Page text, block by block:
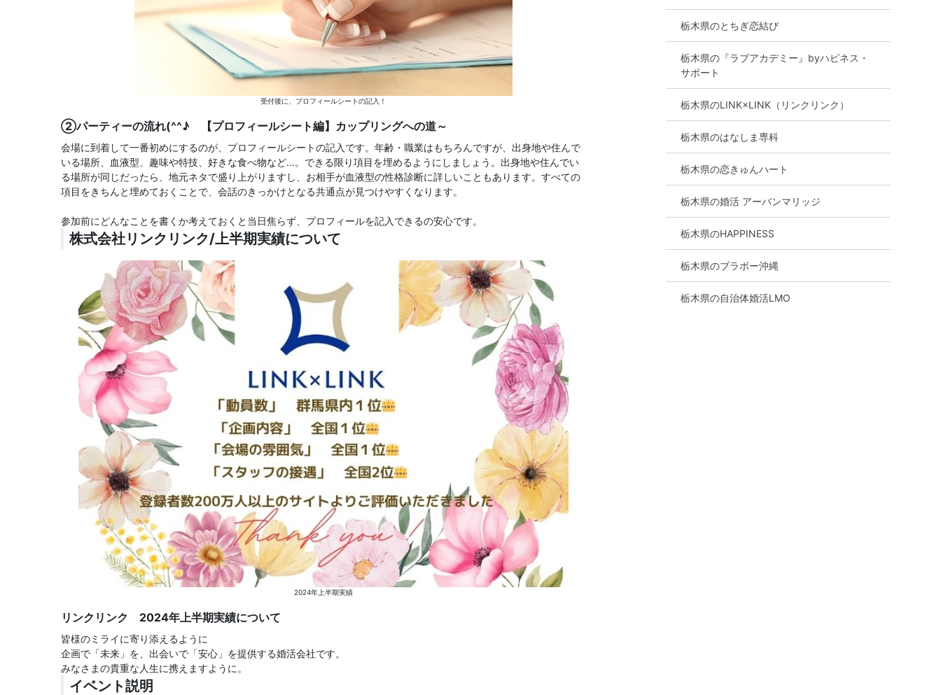
受付後に、プロフィールシートの記入！
②パーティーの流れ(^^♪ 【プロフィールシート編】カップリングへの道～
会場に到着して一番初めにするのが、プロフィールシートの記入です。年齢・職業はもちろんですが、出身地や住んで
いる場所、血液型、趣味や特技、好きな食べ物など…。できる限り項目を埋めるようにしましょう。出身地や住んでい
る場所が同じだったら、地元ネタで盛り上がりますし、お相手が血液型の性格診断に詳しいこともあります。すべての
項目をきちんと埋めておくことで、会話のきっかけとなる共通点が見つけやすくなります。
参加前にどんなことを書くか考えておくと当日焦らず、プロフィールを記入できるの安心です。
株式会社リンクリンク/上半期実績について
2024年上半期実績
リンクリンク 2024年上半期実績について
皆様のミライに寄り添えるように
企画で「未来」を、出会いで「安心」を提供する婚活会社です。
みなさまの貴重な人生に携えますように。
イベント説明
栃木県のとちぎ恋結び
栃木県の『ラブアカデミー』byハピネス・
サポート
栃木県のLINK×LINK（リンクリンク）
栃木県のはなしま専科
栃木県の恋きゅんハート
栃木県の婚活 アーバンマリッジ
栃木県のHAPPINESS
栃木県のブラボー沖縄
栃木県の自治体婚活LMO